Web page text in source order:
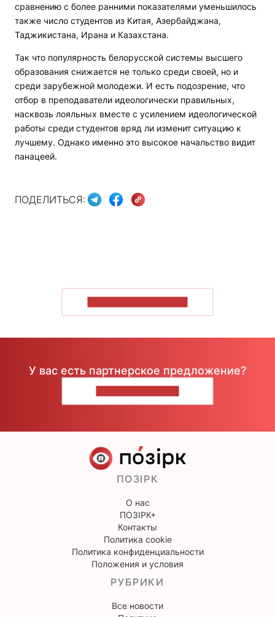
сравнению с более ранними показателями уменьшилось
также число студентов из Китая, Азербайджана,
Таджикистана, Ирана и Казахстана.
Так что популярность белорусской системы высшего
образования снижается не только среди своей, но и
среди зарубежной молодежи. И есть подозрение, что
отбор в преподаватели идеологически правильных,
насквозь лояльных вместе с усилением идеологической
работы среди студентов вряд ли изменит ситуацию к
лучшему. Однако именно это высокое начальство видит
панацеей.
ПОДЕЛИТЬСЯ:
У вас есть партнерское предложение?
ПОЗІРК
О нас
ПОЗІРК+
Контакты
Политика cookie
Политика конфиденциальности
Положения и условия
РУБРИКИ
Все новости